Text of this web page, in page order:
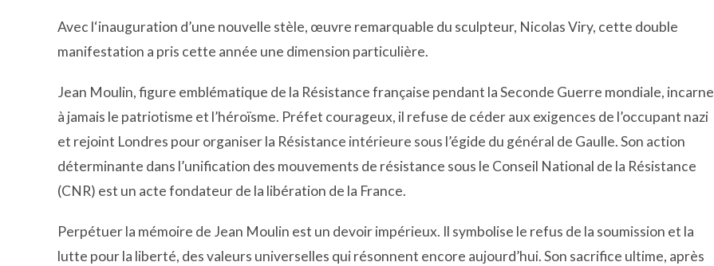
Avec l‘inauguration d’une nouvelle stèle, œuvre remarquable du sculpteur, Nicolas Viry, cette double
manifestation a pris cette année une dimension particulière.
Jean Moulin, figure emblématique de la Résistance française pendant la Seconde Guerre mondiale, incarne
à jamais le patriotisme et l’héroïsme. Préfet courageux, il refuse de céder aux exigences de l’occupant nazi
et rejoint Londres pour organiser la Résistance intérieure sous l’égide du général de Gaulle. Son action
déterminante dans l’unification des mouvements de résistance sous le Conseil National de la Résistance
(CNR) est un acte fondateur de la libération de la France.
Perpétuer la mémoire de Jean Moulin est un devoir impérieux. Il symbolise le refus de la soumission et la
lutte pour la liberté, des valeurs universelles qui résonnent encore aujourd’hui. Son sacrifice ultime, après